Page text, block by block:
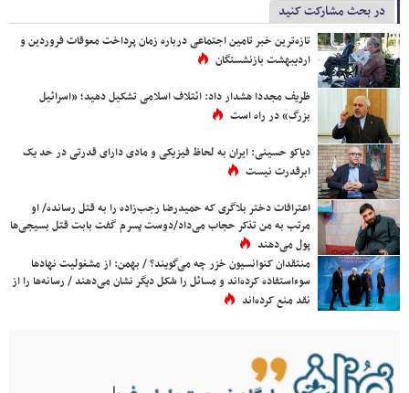
در بحث مشارکت کنید
تازه‌ترین خبر تامین اجتماعی درباره زمان پرداخت معوقات فروردین و
اردیبهشت بازنشستگان
ظریف مجددا هشدار داد: ائتلاف اسلامی تشکیل دهید؛ «اسرائیل
بزرگ» در راه است
دیاکو حسینی: ایران به لحاظ فیزیکی و مادی دارای قدرتی در حد یک
ابرقدرت نیست
اعترافات دختر بلاگری که حمیدرضا رجب‌زاده را به قتل رسانده/ او
مرتب به من تذکر حجاب می‌داد/دوست پسرم گفت بابت قتل بسیجی‌ها
پول می‌دهند
منتقدان کنوانسیون خزر چه می‌گویند؟ / بهمن: از مشغولیت نهادها
سوءاستفاده کرده‌اند و مسائل را شکل دیگر نشان می‌دهند / رسانه‌ها را از
نقد منع کرده‌اند